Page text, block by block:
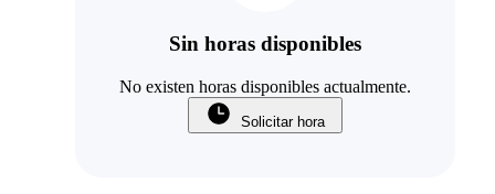
Sin horas disponibles
No existen horas disponibles actualmente.
Solicitar hora